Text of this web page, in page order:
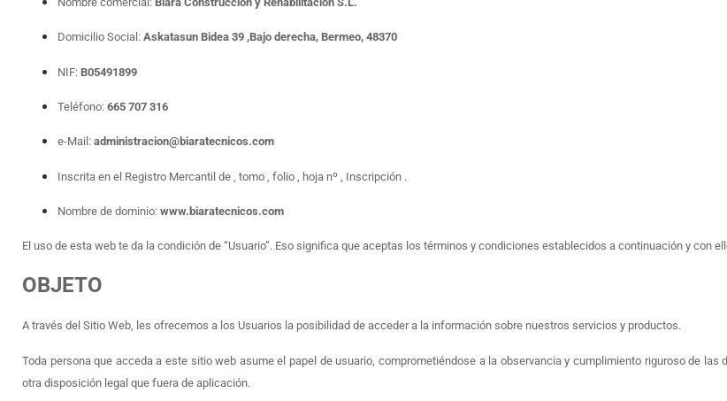
Domicilio Social: Askatasun Bidea 39 ,Bajo derecha, Bermeo, 48370
NIF: B05491899
Teléfono: 665 707 316
e-Mail: administracion@biaratecnicos.com
Inscrita en el Registro Mercantil de , tomo , folio , hoja nº , Inscripción .
Nombre de dominio: www.biaratecnicos.com
El uso de esta web te da la condición de “Usuario”. Eso significa que aceptas los términos y condiciones establecidos a continuación y con
OBJETO
A través del Sitio Web, les ofrecemos a los Usuarios la posibilidad de acceder a la información sobre nuestros servicios y productos.
Toda persona que acceda a este sitio web asume el papel de usuario, comprometiéndose a la observancia y cumplimiento riguroso de
otra disposición legal que fuera de aplicación.